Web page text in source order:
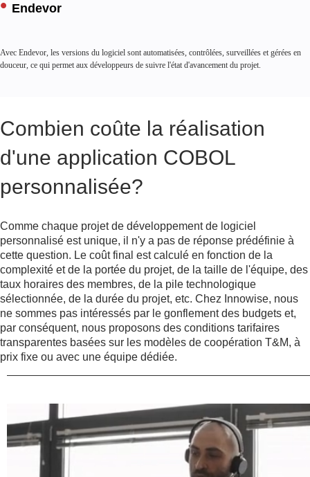
Automobile
Fabrication
Endevor
Avec Endevor, les versions du logiciel sont automatisées, contrôlées, surveillées et gérées en
douceur, ce qui permet aux développeurs de suivre l'état d'avancement du projet.
Combien coûte la réalisation
d'une application COBOL
personnalisée?
Comme chaque projet de développement de logiciel
personnalisé est unique, il n'y a pas de réponse prédéfinie à
cette question. Le coût final est calculé en fonction de la
complexité et de la portée du projet, de la taille de l'équipe, des
taux horaires des membres, de la pile technologique
sélectionnée, de la durée du projet, etc. Chez Innowise, nous
ne sommes pas intéressés par le gonflement des budgets et,
par conséquent, nous proposons des conditions tarifaires
transparentes basées sur les modèles de coopération T&M, à
prix fixe ou avec une équipe dédiée.